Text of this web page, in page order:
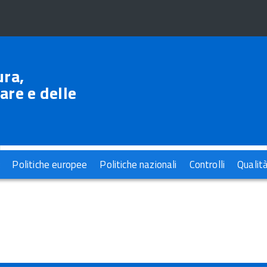
e delle
Politiche europee Politiche nazionali Controlli